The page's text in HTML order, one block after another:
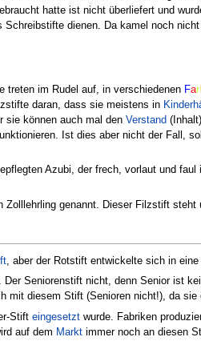
hatte ist nicht überliefert und
Schreibstifte dienen. Da kamel noch
treten im Rudel auf, in verschiedenen Far
daran, dass sie meistens in
sie können auch mal den Verstand (Inhalt)
Ist dies aber nicht der Fall,
Azubi, der frech, vorlaut und
genannt. Dieser Filzstift steht
, aber der Rotstift entwickelte sich in eine
Seniorenstift nicht, denn Senior ist
mit diesem Stift (Senioren nicht!), da
Stift eingesetzt wurde. Fabriken
auf dem Markt immer noch an diesen